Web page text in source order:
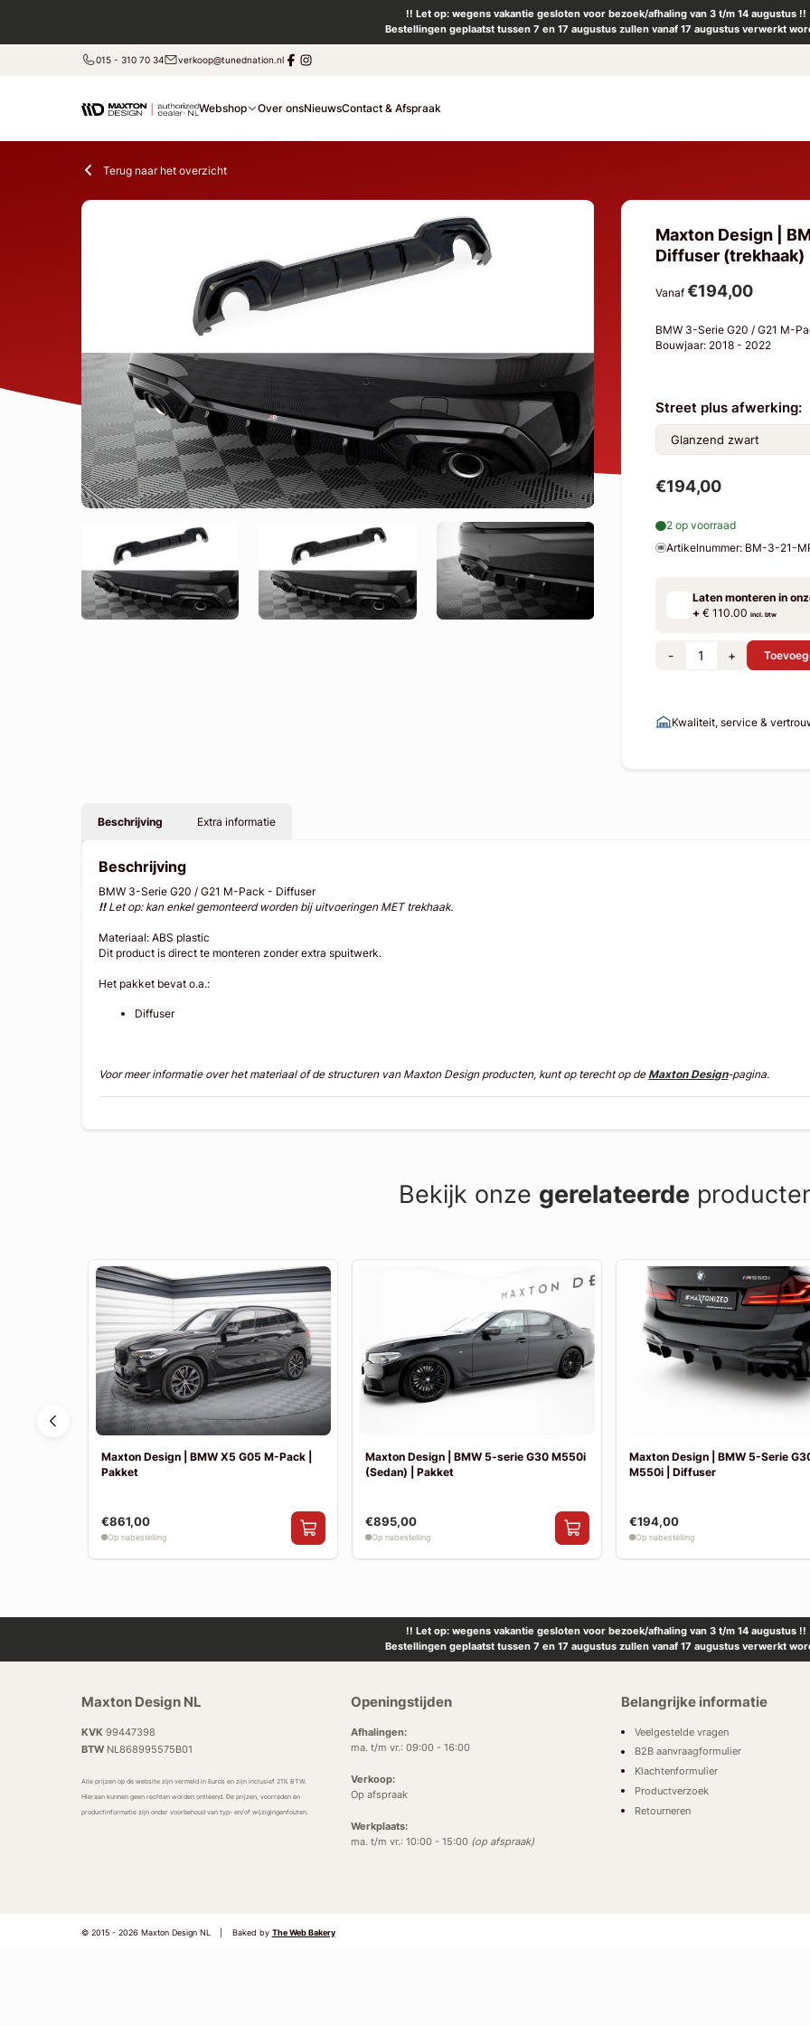
!! Let op: wegens vakantie gesloten voor bezoek/afhaling van 3 t/m 14 augustus !!
Bestellingen geplaatst tussen 7 en 17 augustus zullen vanaf 17 augustus verwerkt
015 - 310 70 34 verkoop@tunednation.nl
Webshop Over onsNieuwsContact & Afspraak
Terug naar het overzicht
Maxton Design |
Diffuser (trekhaak)
Vanaf €194,00
BMW 3-Serie G20 / G21 M-
Bouwjaar: 2018 - 2022
Street plus afwerking:
€194,00
2 op voorraad
Artikelnummer: BM-3-21-
Laten monteren in
+€ 110.00 incl. btw
- +
Kwaliteit, service &
Beschrijving Extra informatie
Beschrijving
BMW 3-Serie G20 / G21 M-Pack - Diffuser
!!Let op: kan enkel gemonteerd worden bij uitvoeringen MET trekhaak.
Materiaal: ABS plastic
Dit product is direct te monteren zonder extra spuitwerk.
Het pakket bevat o.a.:
Diffuser
Voor meer informatie over het materiaal of de structuren van Maxton Design producten, kunt op terecht op deMaxton Design-pagina.
Bekijk onze gerelateerde
Maxton Design | BMW X5 G05 M-Pack |
Pakket
€861,00
Op nabestelling
Maxton Design | BMW 5-serie G30 M550i
(Sedan) | Pakket
€895,00
Op nabestelling
Maxton Design | BMW 5-Serie
M550i | Diffuser
€194,00
Op nabestelling
!! Let op: wegens vakantie gesloten voor bezoek/afhaling van 3 t/m 14 augustus !!
Bestellingen geplaatst tussen 7 en 17 augustus zullen vanaf 17 augustus verwerkt
Maxton Design NL
KVK 99447398
BTWNL868995575B01
Alle prijzen op de website zijn vermeld in Euro’s en zijn inclusief 21% BTW.
Hieraan kunnen geen rechten worden ontleend. De prijzen, voorraden en
productinformatie zijn onder voorbehoud van typ- en/of wijzigingenfouten.
Openingstijden
Afhalingen:
ma. t/m vr.: 09:00 - 16:00
Verkoop:
Op afspraak
Werkplaats:
ma. t/m vr.: 10:00 - 15:00 (op afspraak)
Belangrijke informatie
Veelgestelde vragen
B2B aanvraagformulier
Klachtenformulier
Productverzoek
Retourneren
© 2015 - 2026 Maxton Design NL Baked by The Web Bakery